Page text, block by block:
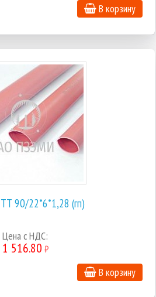
В корзину
90/22*6*1,28 (гп)
Цена с НДС:
1 516.80 ₽
В корзину